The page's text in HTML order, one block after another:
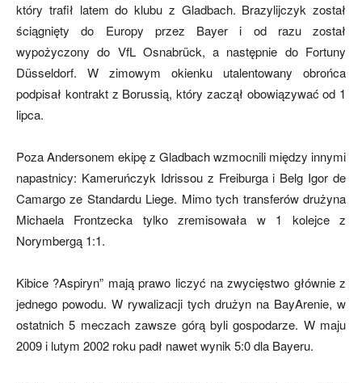
skład)
który trafił latem do klubu z Gladbach. Brazylijczyk został
ściągnięty do Europy przez Bayer i od razu został
wypożyczony do VfL Osnabrück, a następnie do Fortuny
Düsseldorf. W zimowym okienku utalentowany obrońca
podpisał kontrakt z Borussią, który zaczął obowiązywać od 1
lipca.
Poza Andersonem ekipę z Gladbach wzmocnili między innymi
napastnicy: Kameruńczyk Idrissou z Freiburga i Belg Igor de
Camargo ze Standardu Liege. Mimo tych transferów drużyna
Michaela Frontzecka tylko zremisowała w 1 kolejce z
Norymbergą 1:1.
Kibice ?Aspiryn” mają prawo liczyć na zwycięstwo głównie z
jednego powodu. W rywalizacji tych drużyn na BayArenie, w
ostatnich 5 meczach zawsze górą byli gospodarze. W maju
2009 i lutym 2002 roku padł nawet wynik 5:0 dla Bayeru.